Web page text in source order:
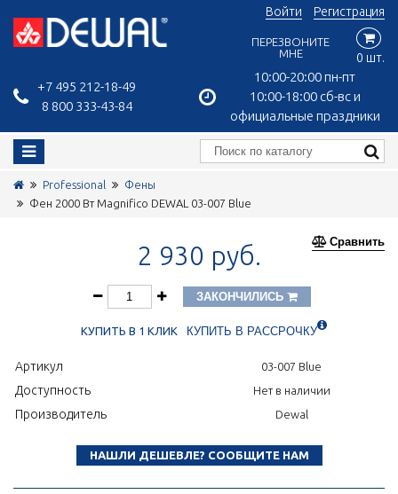
+7 495 212-18-49
8 800 333-43-84
10:00-20:00 пн-пт
10:00-18:00 сб-вс и
официальные праздники
Войти Регистрация
ПЕРЕЗВОНИТЕ
МНЕ
0 шт.
Professional
Фены
Фен 2000 Вт Magnifico DEWAL 03-007 Blue
Сравнить
2 930 руб.
ЗАКОНЧИЛИСЬ
КУПИТЬ В 1 КЛИК КУПИТЬ В РАССРОЧКУ
Артикул 03-007 Blue
Доступность Нет в наличии
Производитель Dewal
НАШЛИ ДЕШЕВЛЕ? СООБЩИТЕ НАМ